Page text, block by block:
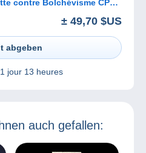
contre Bolchévisme CP
± 49,70 $US
abgeben
1 jour 13 heures
auch gefallen: